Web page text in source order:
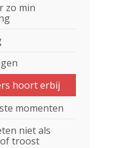
zo min
hoort erbij
momenten
niet als
troost